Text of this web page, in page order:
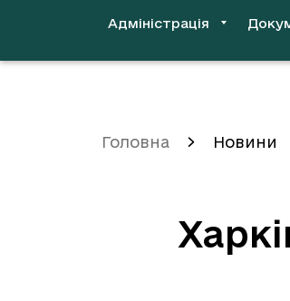
Адміністрація
Головна Новини